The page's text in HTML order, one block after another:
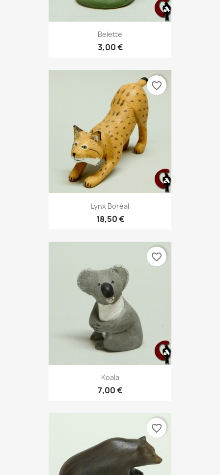
Belette
3,00 €
Lynx Boréal
18,50 €
favorite_border
Koala
7,00 €
favorite_border
favorite_border